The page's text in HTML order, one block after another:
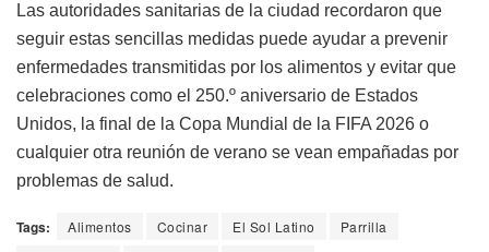
Las autoridades sanitarias de la ciudad recordaron que
seguir estas sencillas medidas puede ayudar a prevenir
enfermedades transmitidas por los alimentos y evitar que
celebraciones como el 250.º aniversario de Estados
Unidos, la final de la Copa Mundial de la FIFA 2026 o
cualquier otra reunión de verano se vean empañadas por
problemas de salud.
Tags: Alimentos Cocinar El Sol Latino
Parrilla